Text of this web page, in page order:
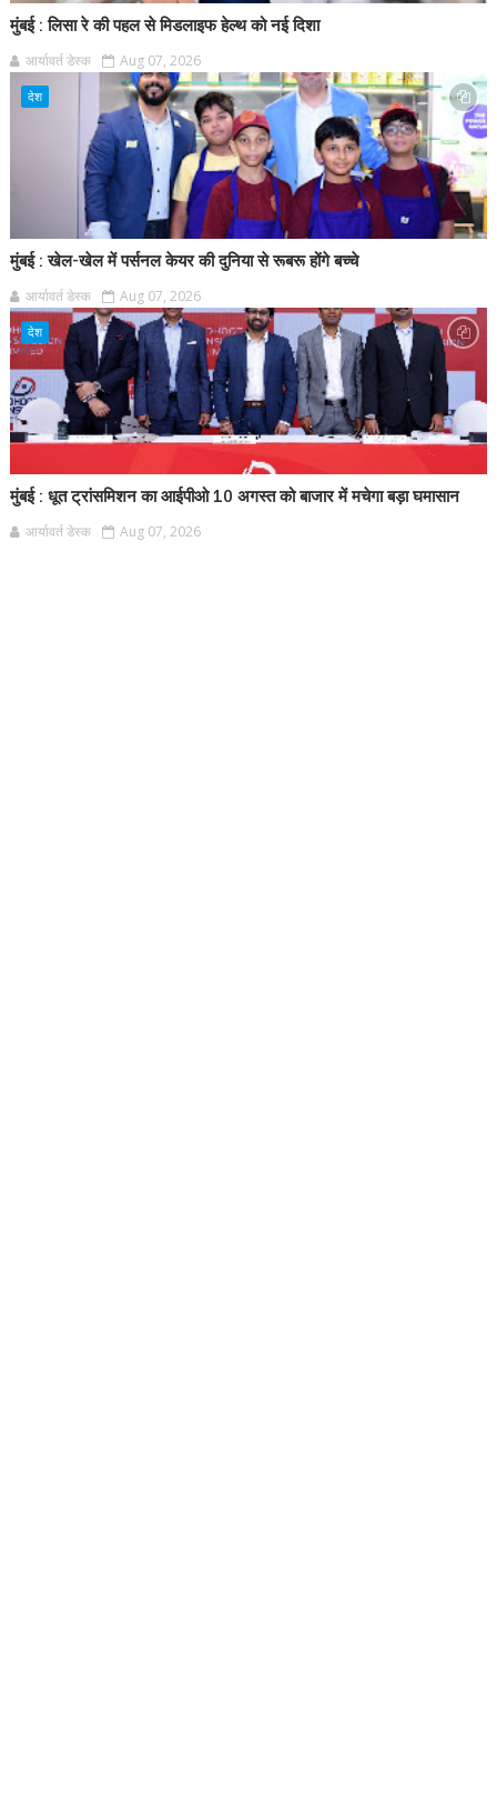
मुंबई : लिसा रे की पहल से मिडलाइफ हेल्थ को नई दिशा
आर्यावर्त डेस्क Aug 07, 2026
देश
मुंबई : खेल-खेल में पर्सनल केयर की दुनिया से रूबरू होंगे बच्चे
आर्यावर्त डेस्क Aug 07, 2026
देश
मुंबई : धूत ट्रांसमिशन का आईपीओ 10 अगस्त को बाजार में मचेगा बड़ा घमासान
आर्यावर्त डेस्क Aug 07, 2026